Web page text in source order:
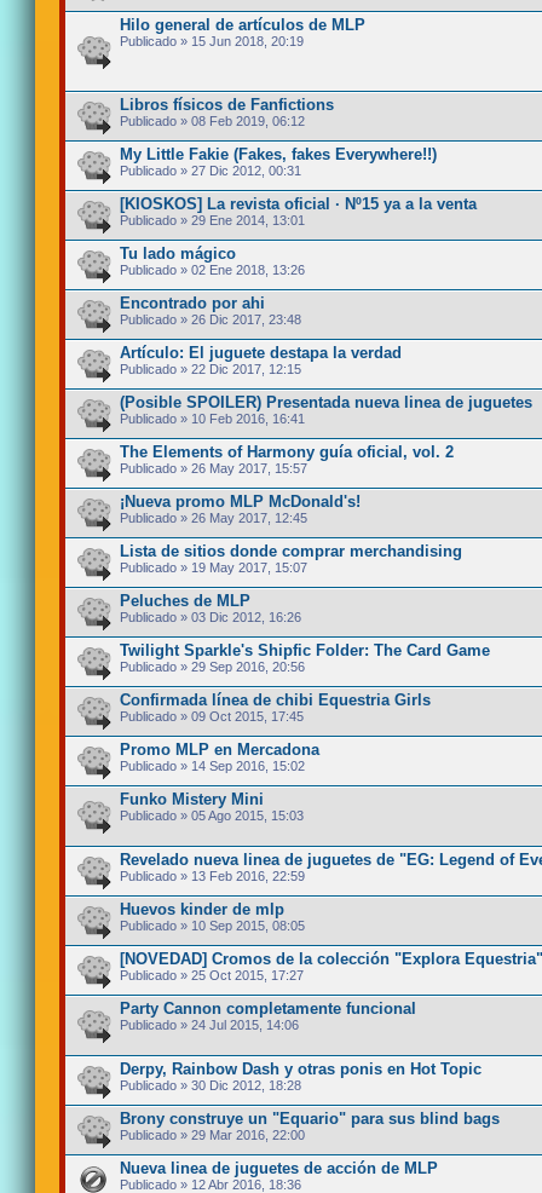
Hilo general de artículos de MLP
Publicado » 15 Jun 2018, 20:19
Libros físicos de Fanfictions
Publicado » 08 Feb 2019, 06:12
My Little Fakie (Fakes, fakes Everywhere!!)
Publicado » 27 Dic 2012, 00:31
[KIOSKOS] La revista oficial · Nº15 ya a la venta
Publicado » 29 Ene 2014, 13:01
Tu lado mágico
Publicado » 02 Ene 2018, 13:26
Encontrado por ahi
Publicado » 26 Dic 2017, 23:48
Artículo: El juguete destapa la verdad
Publicado » 22 Dic 2017, 12:15
(Posible SPOILER) Presentada nueva linea de juguetes
Publicado » 10 Feb 2016, 16:41
The Elements of Harmony guía oficial, vol. 2
Publicado » 26 May 2017, 15:57
¡Nueva promo MLP McDonald's!
Publicado » 26 May 2017, 12:45
Lista de sitios donde comprar merchandising
Publicado » 19 May 2017, 15:07
Peluches de MLP
Publicado » 03 Dic 2012, 16:26
Twilight Sparkle's Shipfic Folder: The Card Game
Publicado » 29 Sep 2016, 20:56
Confirmada línea de chibi Equestria Girls
Publicado » 09 Oct 2015, 17:45
Promo MLP en Mercadona
Publicado » 14 Sep 2016, 15:02
Funko Mistery Mini
Publicado » 05 Ago 2015, 15:03
Revelado nueva linea de juguetes de "EG: Legend of
Publicado » 13 Feb 2016, 22:59
Huevos kinder de mlp
Publicado » 10 Sep 2015, 08:05
[NOVEDAD] Cromos de la colección "Explora Equestria"
Publicado » 25 Oct 2015, 17:27
Party Cannon completamente funcional
Publicado » 24 Jul 2015, 14:06
Derpy, Rainbow Dash y otras ponis en Hot Topic
Publicado » 30 Dic 2012, 18:28
Brony construye un "Equario" para sus blind bags
Publicado » 29 Mar 2016, 22:00
Nueva linea de juguetes de acción de MLP
Publicado » 12 Abr 2016, 18:36